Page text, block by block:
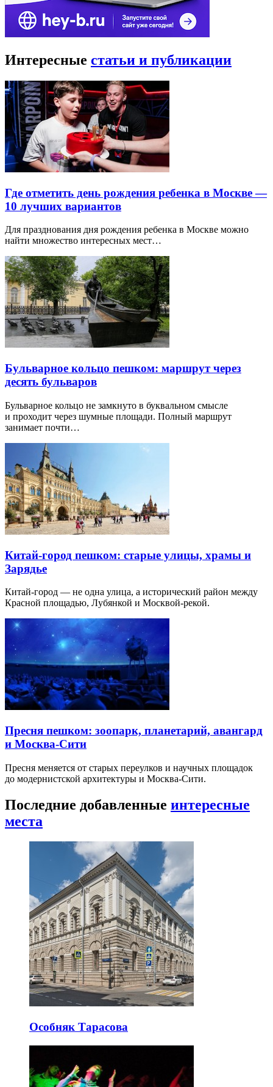
Интересные статьи и публикации
Где отметить день рождения ребенка в Москве —
10 лучших вариантов
Для празднования дня рождения ребенка в Москве можно
найти множество интересных мест…
Бульварное кольцо пешком: маршрут через
десять бульваров
Бульварное кольцо не замкнуто в буквальном смысле
и проходит через шумные площади. Полный маршрут
занимает почти…
Китай-город пешком: старые улицы, храмы и
Зарядье
Китай-город — не одна улица, а исторический район между
Красной площадью, Лубянкой и Москвой-рекой.
Пресня пешком: зоопарк, планетарий, авангард
и Москва-Сити
Пресня меняется от старых переулков и научных площадок
до модернистской архитектуры и Москва-Сити.
Последние добавленные интересные
места
Особняк Тарасова